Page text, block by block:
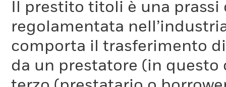
Il prestito titoli è una
regolamentata
comporta il trasferimento
da un prestatore (in questo